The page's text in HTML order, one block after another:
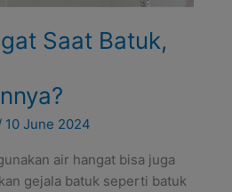
Saat Batuk,
10 June 2024
air hangat bisa juga
gejala batuk seperti batuk